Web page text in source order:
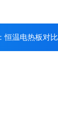
恒温电热板对